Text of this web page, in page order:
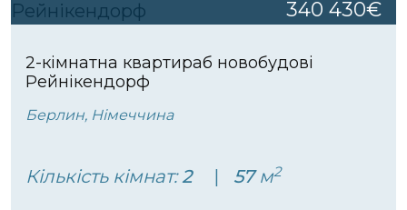
340 430€
2-кімнатна квартираб новобудові
Рейнікендорф
Берлин, Німеччина
Кількість кімнат:2 57м2